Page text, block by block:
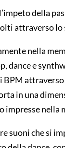
della
attraverso lo
nella
dance e
BPM
in una
nella
suoni che si